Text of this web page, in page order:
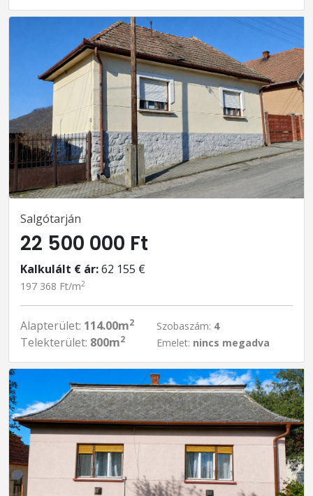
Salgótarján
22 500 000 Ft
Kalkulált € ár:62 155 €
197 368 Ft/m2
Alapterület: 114.00m2
Telekterület: 800m2
Szobaszám: 4
Emelet: nincs megadva